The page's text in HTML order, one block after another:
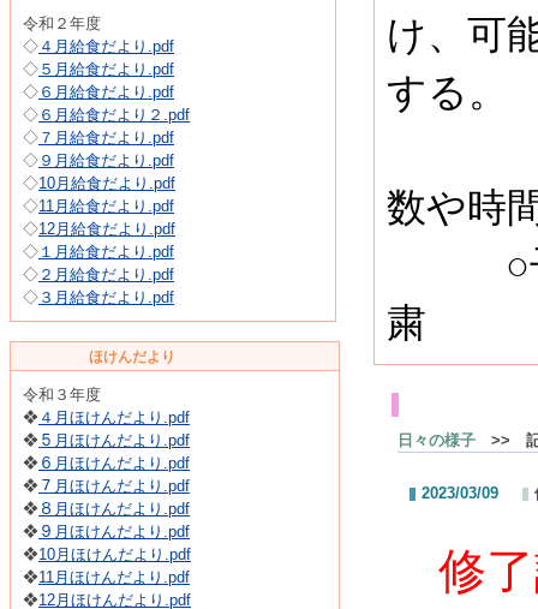
令和２年度
◇ ４月給食だより.pdf
◇ ５月給食だより.pdf
◇ ６月給食だより.pdf
◇ ６月給食だより２.pdf
◇ ７月給食だより.pdf
◇ ９月給食だより.pdf
◇10月給食だより.pdf
◇11月給食だより.pdf
◇12月給食だより.pdf
◇ １月給食だより.pdf
◇ ２月給食だより.pdf
◇ ３月給食だより.pdf
ほけんだより
令和３年度
❖ ４月ほけんだより.pdf
❖ ５月ほけんだより.pdf
❖ ６月ほけんだより.pdf
❖ ７月ほけんだより.pdf
❖ ８月ほけんだより.pdf
❖ ９月ほけんだより.pdf
❖10月ほけんだより.pdf
❖11月ほけんだより.pdf
❖12月ほけんだより.pdf
け、可
する。
数や時
○子
粛
日々の様子 >> 記
2023/03/09
修